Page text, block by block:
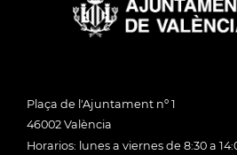
Plaça de l'Ajuntament nº 1
46002 València
Horarios: lunes a viernes de 8:30 a